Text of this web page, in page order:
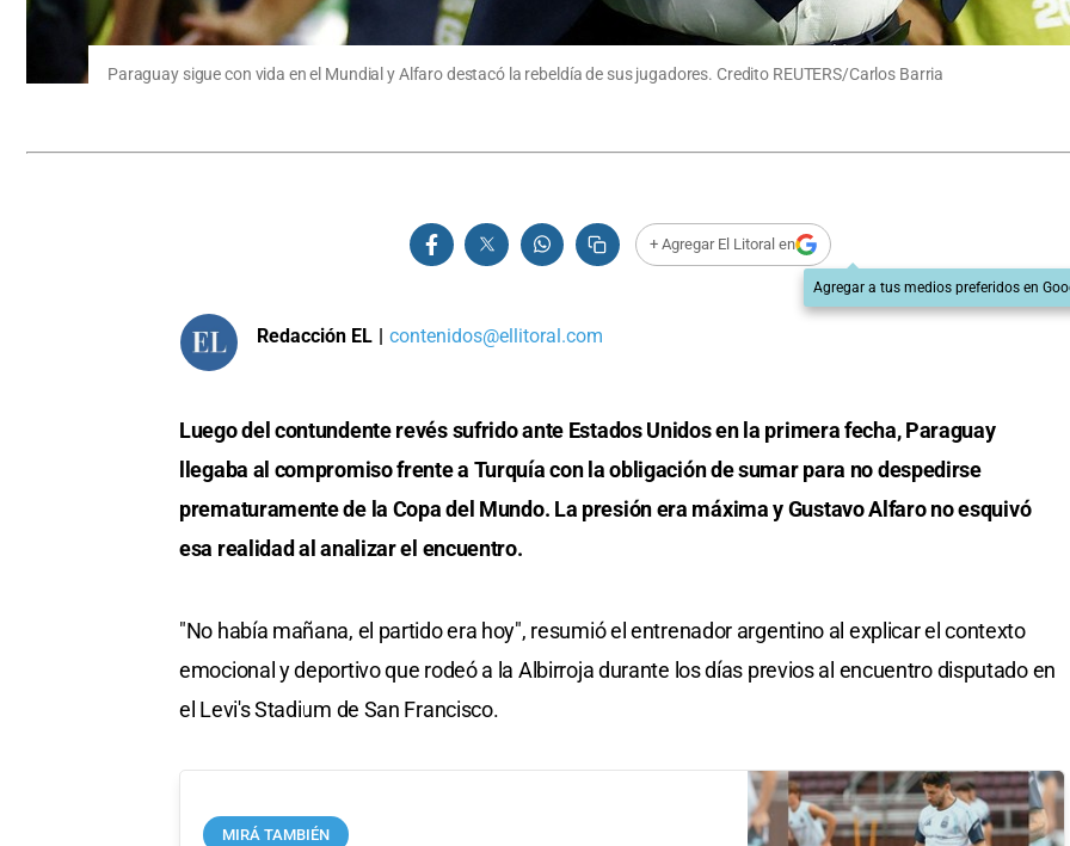
Paraguay sigue con vida en el Mundial y Alfaro destacó la rebeldía de sus jugadores. Credito REUTERS/Carlos Barria
+ Agregar El Litoral en
Agregar a tus medios preferidos en
Redacción EL | contenidos@ellitoral.com
Luego del contundente revés sufrido ante Estados Unidos en la primera fecha, Paraguay
llegaba al compromiso frente a Turquía con la obligación de sumar para no despedirse
prematuramente de la Copa del Mundo. La presión era máxima y Gustavo Alfaro no esquivó
esa realidad al analizar el encuentro.
"No había mañana, el partido era hoy", resumió el entrenador argentino al explicar el contexto
emocional y deportivo que rodeó a la Albirroja durante los días previos al encuentro disputado en
el Levi's Stadium de San Francisco.
MIRÁ TAMBIÉN